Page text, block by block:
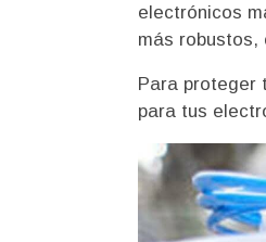
electrónicos
más robustos,
Para proteger
para tus